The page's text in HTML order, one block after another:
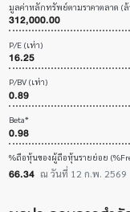
มูลค่าหลักทรัพย์ตามราคาตลาด (
312,000.00
P/E (เท่า)
16.25
P/BV (เท่า)
0.89
Beta*
0.98
%ถือหุ้นของผู้ถือหุ้นรายย่อย
66.34 ณ วันที่ 12 ก.พ. 2569